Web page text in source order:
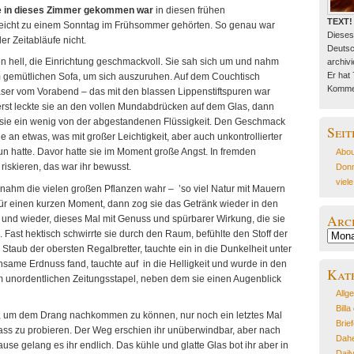
in dieses Zimmer gekommen war in diesen frühen
zu einem Sonntag im Frühsommer gehörten. So genau war
Zeitabläufe nicht.
hell, die Einrichtung geschmackvoll. Sie sah sich um und nahm
Sofa, um sich auszuruhen. Auf dem Couchtisch
vom Vorabend – das mit den blassen Lippenstiftspuren war
leckte sie an den vollen Mundabdrücken auf dem Glas, dann
ein wenig von der abgestandenen Flüssigkeit. Den Geschmack
an etwas, was mit großer Leichtigkeit, aber auch unkontrollierter
hatte. Davor hatte sie im Moment große Angst. In fremden
das war ihr bewusst.
die vielen großen Pflanzen wahr – ’so viel Natur mit Mauern
einen kurzen Moment, dann zog sie das Getränk wieder in den
wieder, dieses Mal mit Genuss und spürbarer Wirkung, die sie
hektisch schwirrte sie durch den Raum, befühlte den Stoff der
der obersten Regalbretter, tauchte ein in die Dunkelheit unter
Erdnuss fand, tauchte auf in die Helligkeit und wurde in den
unordentlichen Zeitungsstapel, neben dem sie einen Augenblick
dem Drang nachkommen zu können, nur noch ein letztes Mal
zu probieren. Der Weg erschien ihr unüberwindbar, aber nach
gelang es ihr endlich. Das kühle und glatte Glas bot ihr aber in
Er hat
Archiv
Billa